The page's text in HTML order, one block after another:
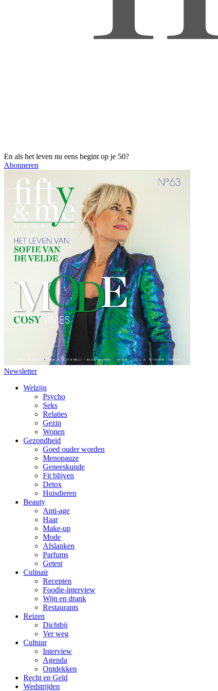
En als het leven nu eens begint op je 50?
Abonneren
Newsletter
Welzijn
Psycho
Seks
Relaties
Gezin
Wonen
Gezondheid
Goed ouder worden
Menopauze
Geneeskunde
Fit blijven
Detox
Huisdieren
Beauty
Anti-age
Haar
Make-up
Mode
Afslanken
Parfums
Getest
Culinair
Recepten
Foodie-interview
Wijn en drank
Restaurants
Reizen
Dichtbij
Ver weg
Cultuur
Interview
Agenda
Ontdekken
Recht en Geld
Wedstrijden